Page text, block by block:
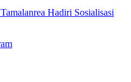
Hadiri Sosialisasi